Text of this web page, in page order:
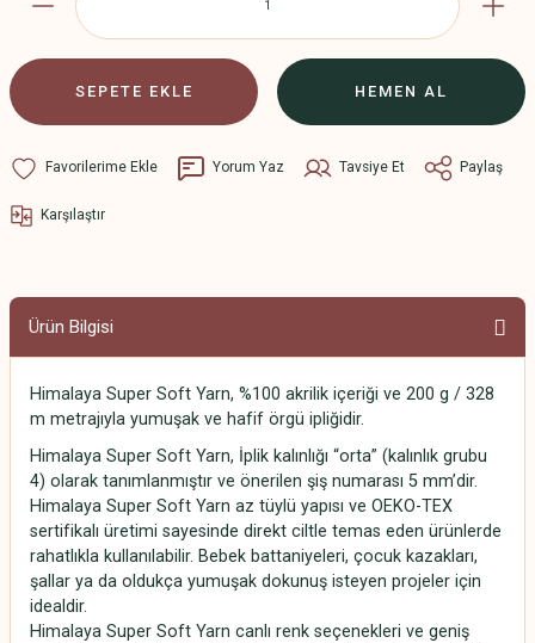
SEPETE EKLE HEMEN AL
Yorum Yaz Tavsiye Et Paylaş
Karşılaştır
Ürün Bilgisi
Himalaya Super Soft Yarn, %100 akrilik içeriği ve 200 g / 328
m metrajıyla yumuşak ve hafif örgü ipliğidir.
Himalaya Super Soft Yarn, İplik kalınlığı “orta” (kalınlık grubu
4) olarak tanımlanmıştır ve önerilen şiş numarası 5 mm’dir.
Himalaya Super Soft Yarn az tüylü yapısı ve OEKO-TEX
sertifikalı üretimi sayesinde direkt ciltle temas eden ürünlerde
rahatlıkla kullanılabilir. Bebek battaniyeleri, çocuk kazakları,
şallar ya da oldukça yumuşak dokunuş isteyen projeler için
idealdir.
Himalaya Super Soft Yarn canlı renk seçenekleri ve geniş